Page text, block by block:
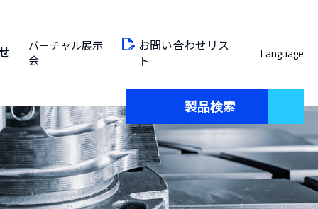
バーチャル展示
会
お問い合わせリス
ト
Language
製品検索